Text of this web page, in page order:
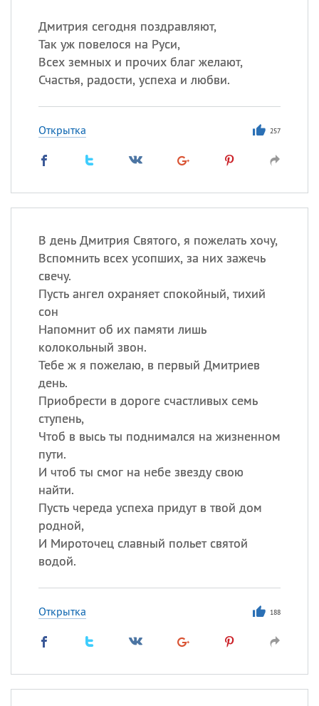
Дмитрия сегодня поздравляют,
Так уж повелося на Руси,
Всех земных и прочих благ желают,
Счастья, радости, успеха и любви.
Открытка 257
В день Дмитрия Святого, я пожелать хочу,
Вспомнить всех усопших, за них зажечь
свечу.
Пусть ангел охраняет спокойный, тихий
сон
Напомнит об их памяти лишь
колокольный звон.
Тебе ж я пожелаю, в первый Дмитриев
день.
Приобрести в дороге счастливых семь
ступень,
Чтоб в высь ты поднимался на жизненном
пути.
И чтоб ты смог на небе звезду свою
найти.
Пусть череда успеха придут в твой дом
родной,
И Мироточец славный польет святой
водой.
Открытка 188